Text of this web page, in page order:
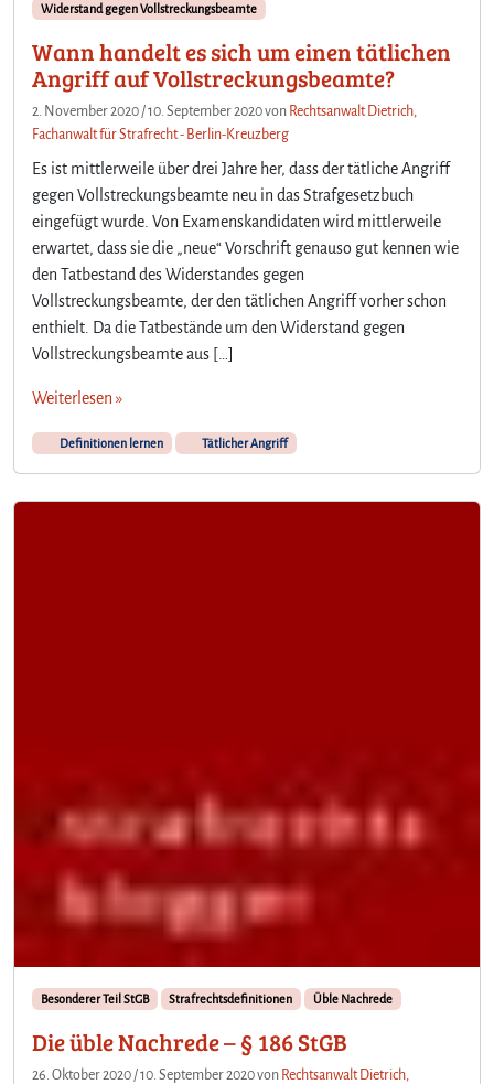
Widerstand gegen Vollstreckungsbeamte
Wann handelt es sich um einen tätlichen
Angriff auf Vollstreckungsbeamte?
2. November 2020 /10. September 2020von Rechtsanwalt Dietrich,
Fachanwalt für Strafrecht - Berlin-Kreuzberg
Es ist mittlerweile über drei Jahre her, dass der tätliche Angriff
gegen Vollstreckungsbeamte neu in das Strafgesetzbuch
eingefügt wurde. Von Examenskandidaten wird mittlerweile
erwartet, dass sie die „neue“ Vorschrift genauso gut kennen wie
den Tatbestand des Widerstandes gegen
Vollstreckungsbeamte, der den tätlichen Angriff vorher schon
enthielt. Da die Tatbestände um den Widerstand gegen
Vollstreckungsbeamte aus […]
Weiterlesen »
Definitionen lernen Tätlicher Angriff
Besonderer Teil StGB Strafrechtsdefinitionen Üble Nachrede
Die üble Nachrede – § 186 StGB
26. Oktober 2020 /10. September 2020von Rechtsanwalt Dietrich,